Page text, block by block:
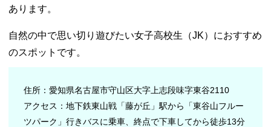
あります。
自然の中で思い切り遊びたい女子高校生（JK）におすすめ
のスポットです。
住所：愛知県名古屋市守山区大字上志段味字東谷2110
アクセス：地下鉄東山戦「藤が丘」駅から「東谷山フルー
ツパーク」行きバスに乗車、終点で下車してから徒歩13分